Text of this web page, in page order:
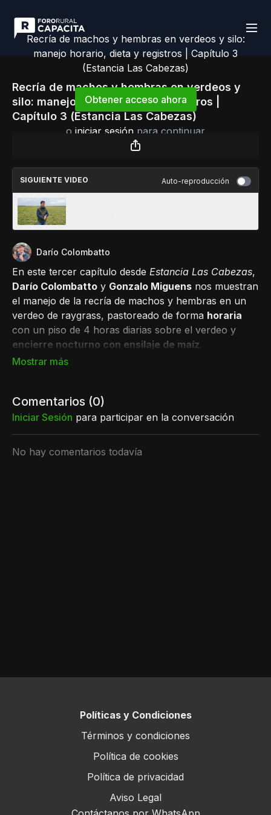
Recría de machos y hembras en verdeos y silo:
manejo horario, dieta y registros | Capítulo 3
(Estancia Las Cabezas)
Obtener acceso ahora
o iniciar sesión para continuar
Recría de machos y hembras en verdeos y
silo: manejo horario, dieta y registros |
Capítulo 3 (Estancia Las Cabezas)
SIGUIENTE VIDEO Auto-reproducción
Darío Colombatto
En este tercer capítulo desde Estancia Las Cabezas,
Darío Colombatto y Gonzalo Miguens nos muestran
el manejo de la recría de machos y hembras en un
verdeo de raygrass, pastoreado de forma horaria
con un piso de 4 horas diarias sobre el verdeo y
encierre nocturno con ensilaje de maíz.
Darío explica la importancia de
cómo organiza y mantiene
con un software de gestión, clave para tomar
decisiones y evaluar resultados.
También profundizamos en la
pastoreo
Comentarios (0)
Iniciar Sesión para participar en la conversación
No hay comentarios todavía
Políticas y Condiciones
Términos y condiciones
Política de cookies
Política de privacidad
Aviso Legal